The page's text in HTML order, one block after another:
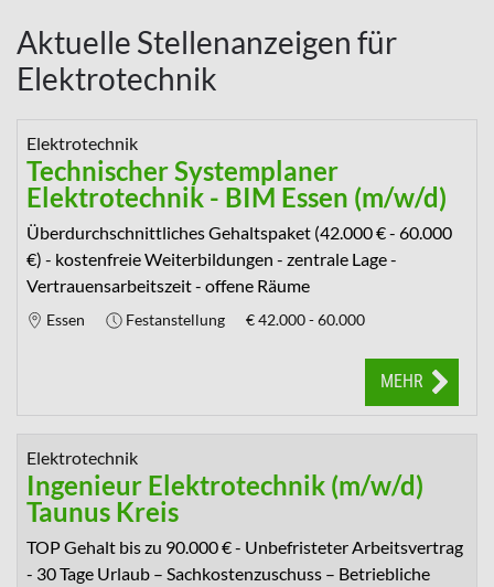
Aktuelle Stellenanzeigen für
Elektrotechnik
Elektrotechnik
Technischer Systemplaner
Elektrotechnik - BIM Essen (m/w/d)
Überdurchschnittliches Gehaltspaket (42.000 € - 60.000
€) - kostenfreie Weiterbildungen - zentrale Lage -
Vertrauensarbeitszeit - offene Räume
Essen Festanstellung €42.000 - 60.000
MEHR
Elektrotechnik
Ingenieur Elektrotechnik (m/w/d)
Taunus Kreis
TOP Gehalt bis zu 90.000 € - Unbefristeter Arbeitsvertrag
- 30 Tage Urlaub – Sachkostenzuschuss – Betriebliche